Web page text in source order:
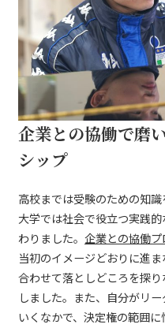
企業との協働で磨
シップ
高校までは受験のための知識
大学では社会で役立つ実践
わりました。 企業との協働プ
当初のイメージどおりに進
合わせて落としどころを探
しました。また、自分がリ
いくなかで、決定権の範囲